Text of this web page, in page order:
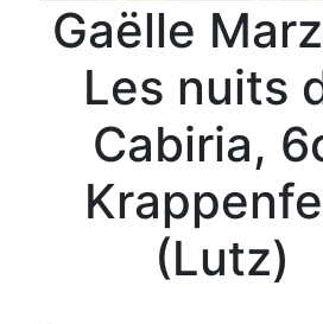
Gaëlle
Les nuits
Cabiria,
(Lutz)